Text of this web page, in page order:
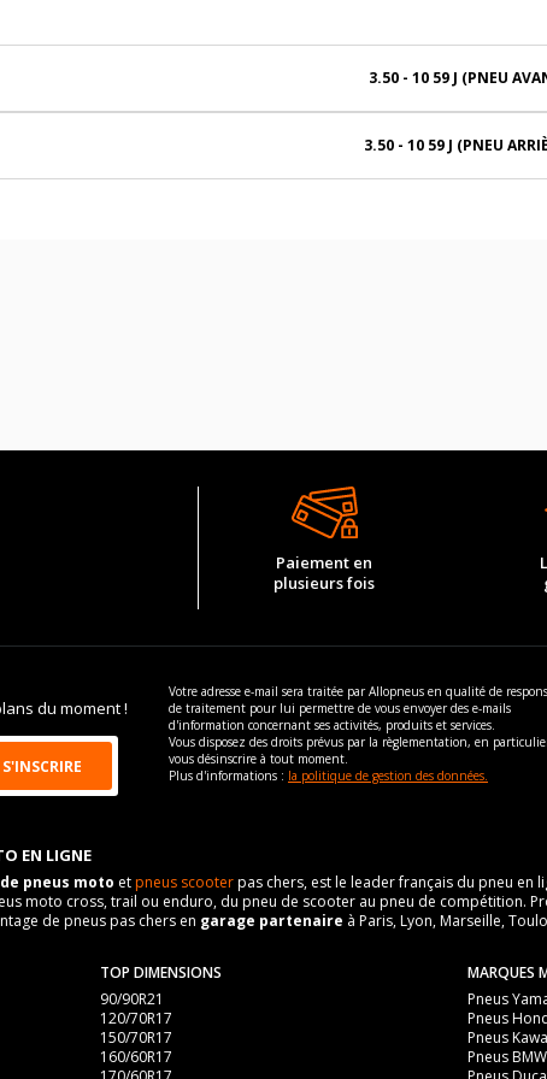
3.50 - 10 59 J (PNEU
3.50 - 10 59 J (PNEU
Paiement en
plusieurs fois
du moment !
Votre adresse e-mail sera traitée par Allopneus en qualité de
de traitement pour lui permettre de vous envoyer des e-mails
d'information concernant ses activités, produits et services.
Vous disposez des droits prévus par la règlementation, en
vous désinscrire à tout moment.
Plus d'informations : la politique de gestion des données.
EN LIGNE
pneus moto etpneus scooterpas chers, est le leader français du pneu en
moto cross, trail ou enduro, du pneu de scooter au pneu de compétition.
de pneus pas chers en garage partenaire à Paris, Lyon, Marseille,
TOP DIMENSIONS
90/90R21
120/70R17
150/70R17
160/60R17
MARQUES
Pneus
Pneus
Pneus
Pneus BMW